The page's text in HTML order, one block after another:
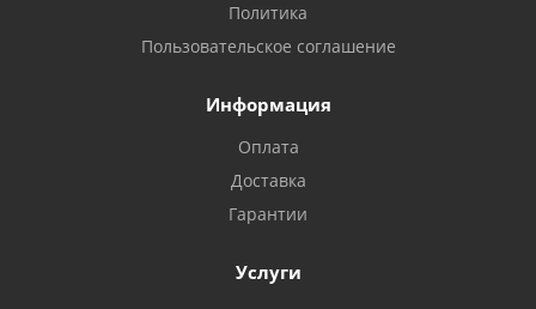
Политика
Пользовательское соглашение
Информация
Оплата
Доставка
Гарантии
Услуги